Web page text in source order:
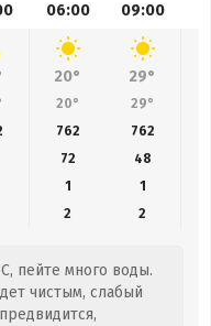
06:00 09:00
20° 29°
20° 29°
762 762
72
48
1
1
2 2
пейте много воды.
чистым, слабый